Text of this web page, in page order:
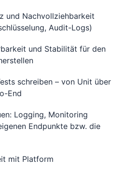
und Nachvollziehbarkeit
Audit-Logs)
und Stabilität für den
schreiben – von Unit über
End
Logging, Monitoring
Endpunkte bzw. die
mit Platform